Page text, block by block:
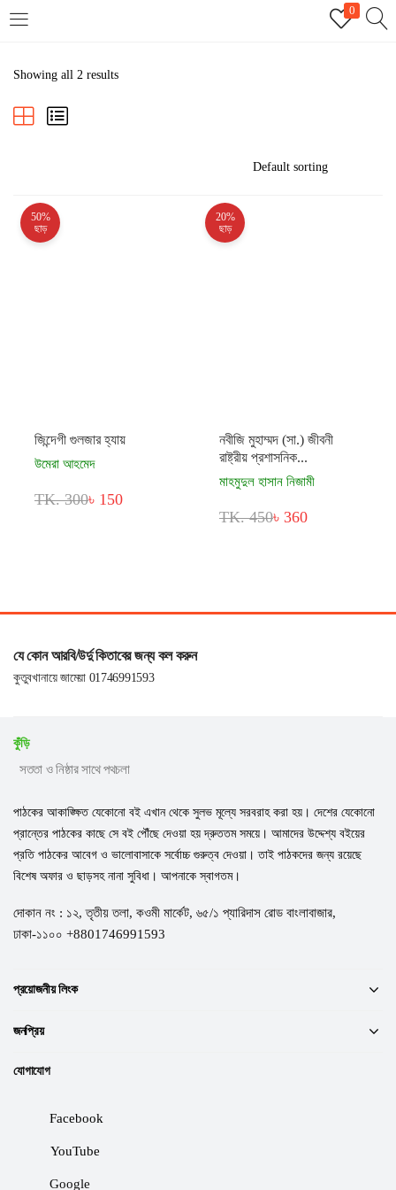
0
REGISTER
Showing all 2 results
50%
ছাড়
জিন্দেগী গুলজার হ্যায়
উমেরা আহমেদ
TK. 300৳ 150
20%
ছাড়
নবীজি মুহাম্মদ (সা.) জীবনী
রাষ্ট্রীয় প্রশাসনিক...
মাহমুদুল হাসান নিজামী
TK. 450৳ 360
যে কোন আরবি/উর্দু কিতাবের জন্য কল করুন
কুতুবখানায়ে জামেয়া 01746991593
কুঁড়ি
সততা ও নিষ্ঠার সাথে পথচলা
পাঠকের আকাঙ্ক্ষিত যেকোনো বই এখান থেকে সুলভ মূল্যে সরবরাহ করা হয়। দেশের যেকোনো
প্রান্তের পাঠকের কাছে সে বই পৌঁছে দেওয়া হয় দ্রুততম সময়ে। আমাদের উদ্দেশ্য বইয়ের
প্রতি পাঠকের আবেগ ও ভালোবাসাকে সর্বোচ্চ গুরুত্ব দেওয়া। তাই পাঠকদের জন্য রয়েছে
বিশেষ অফার ও ছাড়সহ নানা সুবিধা। আপনাকে স্বাগতম।
দোকান নং : ১২, তৃতীয় তলা, কওমী মার্কেট, ৬৫/১ প্যারিদাস রোড বাংলাবাজার,
ঢাকা-১১০০ +8801746991593
প্রয়োজনীয় লিংক
জনপ্রিয়
যোগাযোগ
Facebook
YouTube
Google